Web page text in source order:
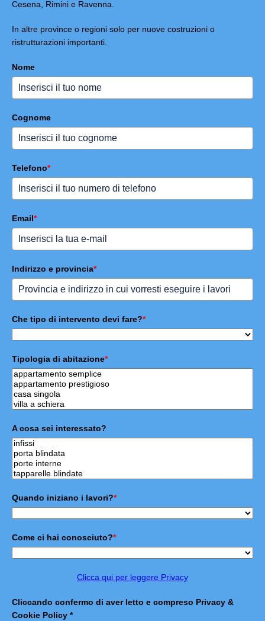
Cesena, Rimini e Ravenna.
In altre province o regioni solo per nuove costruzioni o
ristrutturazioni importanti.
Nome
Cognome
Telefono*
Email*
Indirizzo e provincia*
Che tipo di intervento devi fare?*
Tipologia di abitazione*
A cosa sei interessato?
Quando iniziano i lavori?*
Come ci hai conosciuto?*
Clicca qui per leggere Privacy
Cliccando confermo di aver letto e compreso Privacy &
Cookie Policy *